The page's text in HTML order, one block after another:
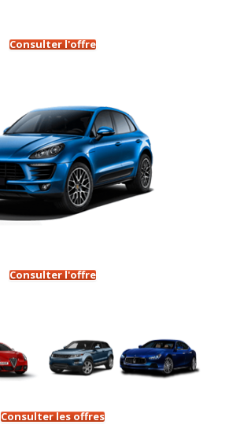
Consulter l'offre
Consulter l'offre
Consulter les offres